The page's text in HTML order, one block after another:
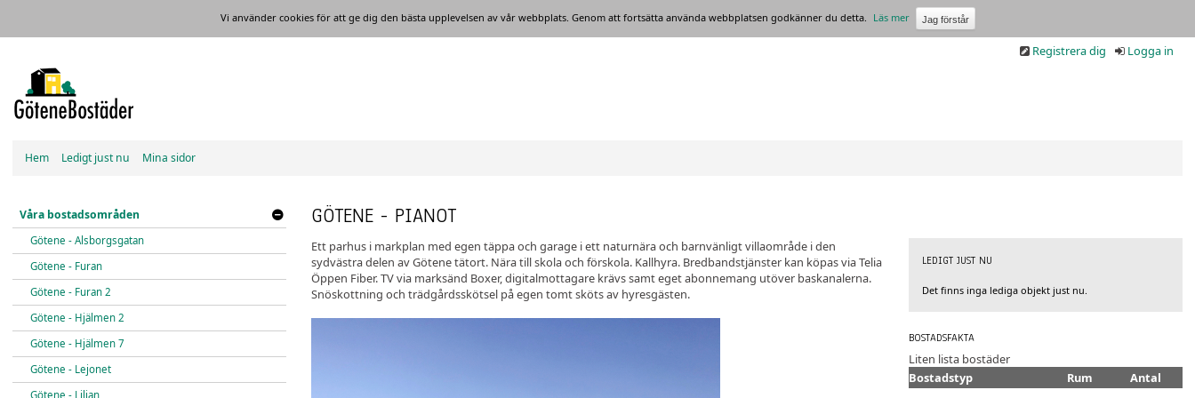
Vi använder cookies för att ge dig den bästa upplevelsen av vår webbplats. Genom att fortsätta använda webbplatsen godkänner du detta. Läs mer
Logga in
Registrera dig
Hem Ledigt just nu Mina sidor
Våra bostadsområden
Götene - Alsborgsgatan
Götene - Furan
Götene - Furan 2
Götene - Hjälmen 2
Götene - Hjälmen 7
Götene - Lejonet
Götene - Liljan
GÖTENE - PIANOT
Ett parhus i markplan med egen täppa och garage i ett naturnära och barnvänligt villaområde i den
sydvästra delen av Götene tätort. Nära till skola och förskola. Kallhyra. Bredbandstjänster kan köpas via Telia
Öppen Fiber. TV via marksänd Boxer, digitalmottagare krävs samt eget abonnemang utöver baskanalerna.
Snöskottning och trädgårdsskötsel på egen tomt sköts av hyresgästen.
LEDIGT JUST NU
Det finns inga lediga objekt just nu.
BOSTADSFAKTA
Liten lista bostäder
Bostadstyp
Rum
Antal